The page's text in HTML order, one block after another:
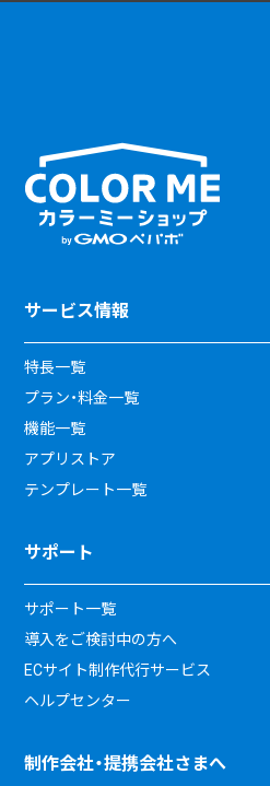
サービス情報
特長一覧
プラン・料金一覧
機能一覧
アプリストア
テンプレート一覧
サポート
サポート一覧
導入をご検討中の方へ
ECサイト制作代行サービス
ヘルプセンター
制作会社・提携会社さまへ